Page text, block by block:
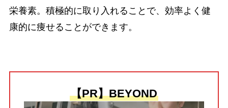
栄養素。積極的に取り入れることで、効率よく健
康的に痩せることができます。
【PR】BEYOND